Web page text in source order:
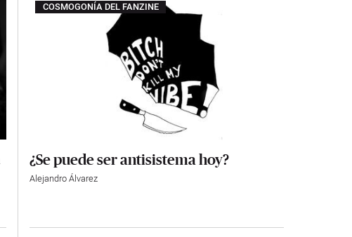
COSMOGONÍA DEL FANZINE
¿Se puede ser antisistema hoy?
Alejandro Álvarez